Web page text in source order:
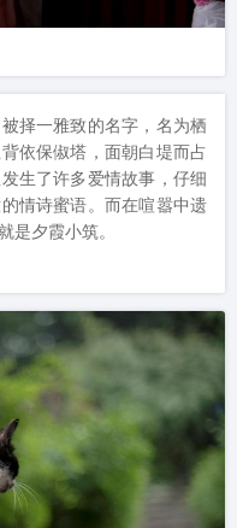
择一雅致的名字，名为栖
依保俶塔，面朝白堤而占
生了许多爱情故事，仔细
情诗蜜语。而在喧嚣中遗
是夕霞小筑。